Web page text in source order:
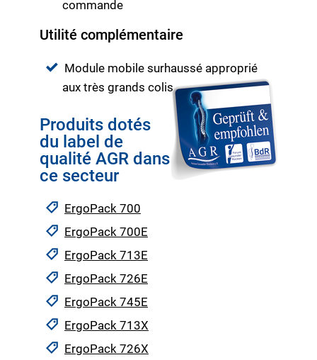
commande
Utilité complémentaire
Module mobile surhaussé approprié
aux très grands colis
Produits dotés
du label de
qualité AGR dans
ce secteur
ErgoPack 700
ErgoPack 700E
ErgoPack 713E
ErgoPack 726E
ErgoPack 745E
ErgoPack 713X
ErgoPack 726X